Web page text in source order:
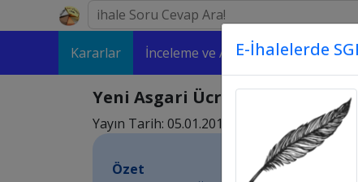
Kararlar İnceleme ve Analizler Makaleler
Yeni Asgari Ücrette Hazine
Yayın Tarih: 05.01.2016 02:01
Özet
E-İhalelerde